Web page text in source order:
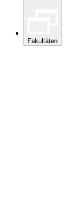
Fakultäten